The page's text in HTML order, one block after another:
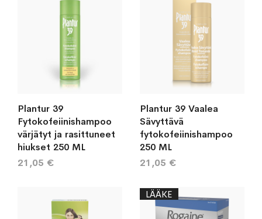
Plantur 39
Fytokofeiinishampoo
värjätyt ja rasittuneet
hiukset 250 ML
21,05 €
Plantur 39 Vaalea
Sävyttävä
fytokofeiinishampoo
250 ML
21,05 €
LÄÄKE